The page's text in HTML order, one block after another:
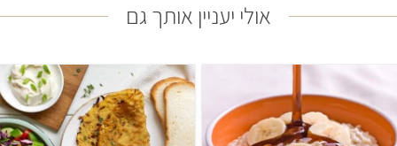
אולי יעניין אותך גם